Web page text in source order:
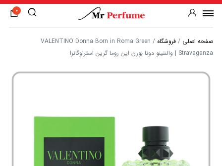
0
صفحه اصلی / فروشگاه /
VALENTINO Donna Born in Roma Green
Stravaganza | والنتینو دونا بورن این روما گرین استراوگانزا